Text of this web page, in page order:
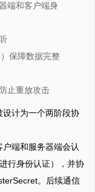
端和客户端身
保障数据完整
止重放攻击
设计为一个两阶段协
端和服务器端会认
行身份认证），并协
。后续通信